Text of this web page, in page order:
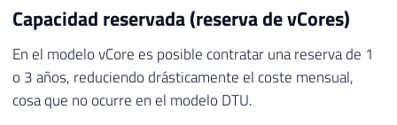
Capacidad reservada (reserva de vCores)
En el modelo vCore es posible contratar una reserva de 1
o 3 años, reduciendo drásticamente el coste mensual,
cosa que no ocurre en el modelo DTU.